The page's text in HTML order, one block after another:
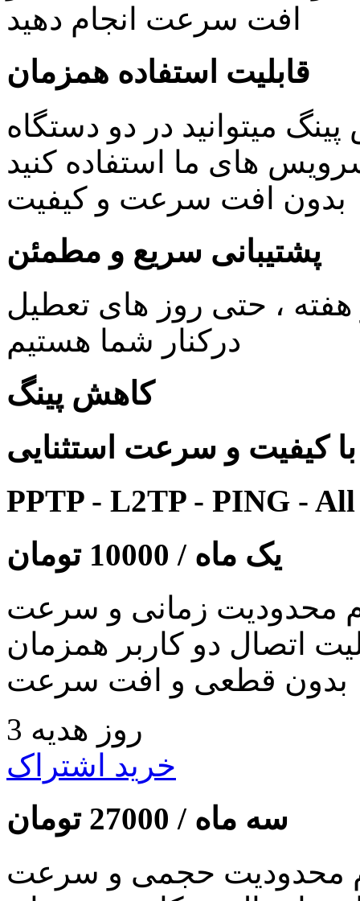
افت سرعت انجام دهید
قابلیت استفاده همزمان
میتوانید در دو دستگاه
های ما استفاده کنید
بدون افت سرعت و کیفیت
پشتیبانی سریع و مطمئن
24 ساعته در 7 روز هفته ، حتی روز های تعطیل
درکنار شما هستیم
کاهش پینگ
کیفیت و سرعت استثنایی
PPTP - L2TP - PING -
یک ماه / 10000 تومان
محدودیت زمانی و سرعت
اتصال دو کاربر همزمان
بدون قطعی و افت سرعت
3 روز هدیه
خرید اشتراک
سه ماه / 27000 تومان
محدودیت حجمی و سرعت